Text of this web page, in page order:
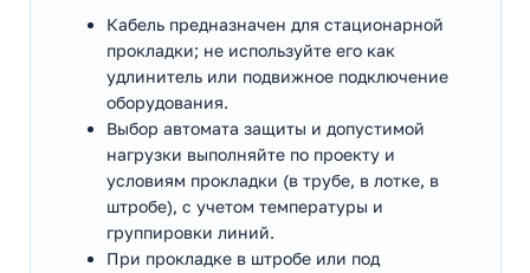
Кабель предназначен для стационарной
прокладки; не используйте его как
удлинитель или подвижное подключение
оборудования.
Выбор автомата защиты и допустимой
нагрузки выполняйте по проекту и
условиям прокладки (в трубе, в лотке, в
штробе), с учетом температуры и
группировки линий.
При прокладке в штробе или под